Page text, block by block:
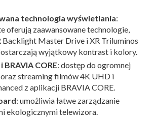
technologia wyświetlania:
oferują zaawansowane technologie,
Backlight Master Drive i XR Triluminos
wyjątkowy kontrast i kolory.
BRAVIA CORE: dostęp do ogromnej
streaming filmów 4K UHD i
z aplikacji BRAVIA CORE.
: umożliwia łatwe zarządzanie
ekologicznymi telewizora.